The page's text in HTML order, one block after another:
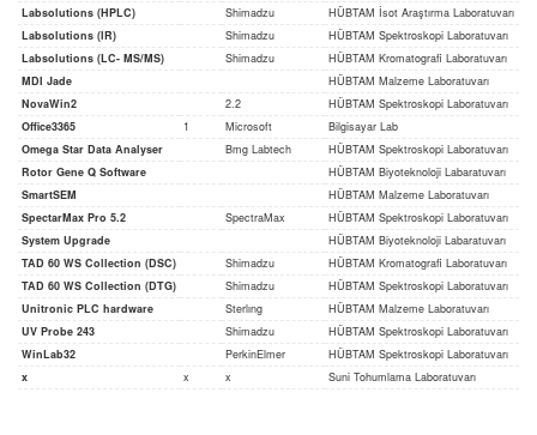
Labsolutions (HPLC)
Shimadzu
HÜBTAM İsot Araştırma Laboratuvarı
Labsolutions (IR)
Shimadzu
HÜBTAM Spektroskopi Laboratuvarı
Labsolutions (LC- MS/MS)
Shimadzu
HÜBTAM Kromatografi Laboratuvarı
MDI Jade
HÜBTAM Malzeme Laboratuvarı
NovaWin2
2.2
HÜBTAM Spektroskopi Laboratuvarı
Office3365
1 Microsoft
Bilgisayar Lab
Omega Star Data Analyser
Bmg Labtech
HÜBTAM Spektroskopi Laboratuvarı
Rotor Gene Q Software
HÜBTAM Biyoteknoloji Labaratuvarı
SmartSEM
HÜBTAM Malzeme Laboratuvarı
SpectarMax Pro 5.2
SpectraMax
HÜBTAM Spektroskopi Laboratuvarı
System Upgrade
HÜBTAM Biyoteknoloji Labaratuvarı
TAD 60 WS Collection (DSC)
Shimadzu
HÜBTAM Kromatografi Laboratuvarı
TAD 60 WS Collection (DTG)
Shimadzu
HÜBTAM Spektroskopi Laboratuvarı
Unitronic PLC hardware
Sterlıng
HÜBTAM Malzeme Laboratuvarı
UV Probe 243
Shimadzu
HÜBTAM Spektroskopi Laboratuvarı
WinLab32
PerkinElmer
HÜBTAM Spektroskopi Laboratuvarı
x
x x Suni Tohumlama Laboratuvarı